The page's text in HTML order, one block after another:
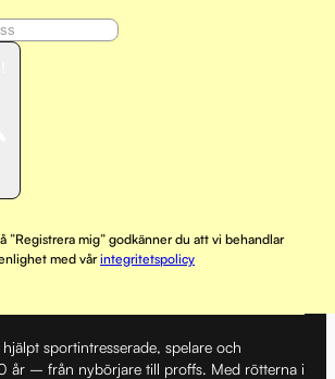
”Registrera mig” godkänner du att vi behandlar
med vårintegritetspolicy
sportintresserade, spelare och
år – från nybörjare till proffs. Med rötterna i